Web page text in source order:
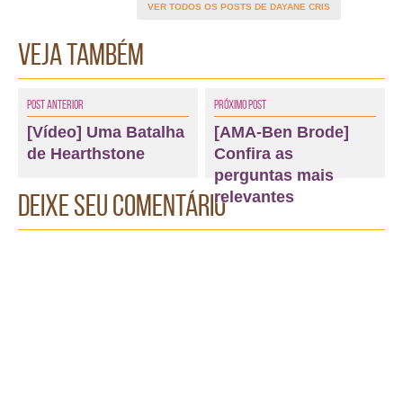
VER TODOS OS POSTS DE DAYANE CRIS
Veja também
Post Anterior
[Vídeo] Uma Batalha
de Hearthstone
Próximo Post
[AMA-Ben Brode]
Confira as
perguntas mais
relevantes
Deixe seu comentário